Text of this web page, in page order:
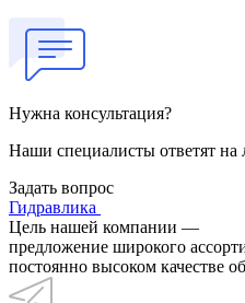
Нужна консультация?
Наши специалисты ответят
Задать вопрос
Гидравлика
Цель нашей компании —
предложение широкого
постоянно высоком качестве